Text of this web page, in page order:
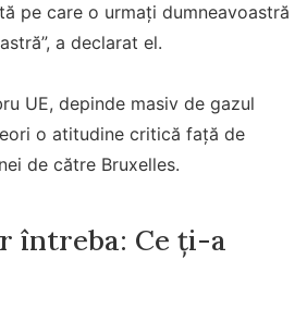
pe care o urmaţi dumneavoastră
a declarat el.
UE, depinde masiv de gazul
o atitudine critică față de
de către Bruxelles.
întreba: Ce ţi-a